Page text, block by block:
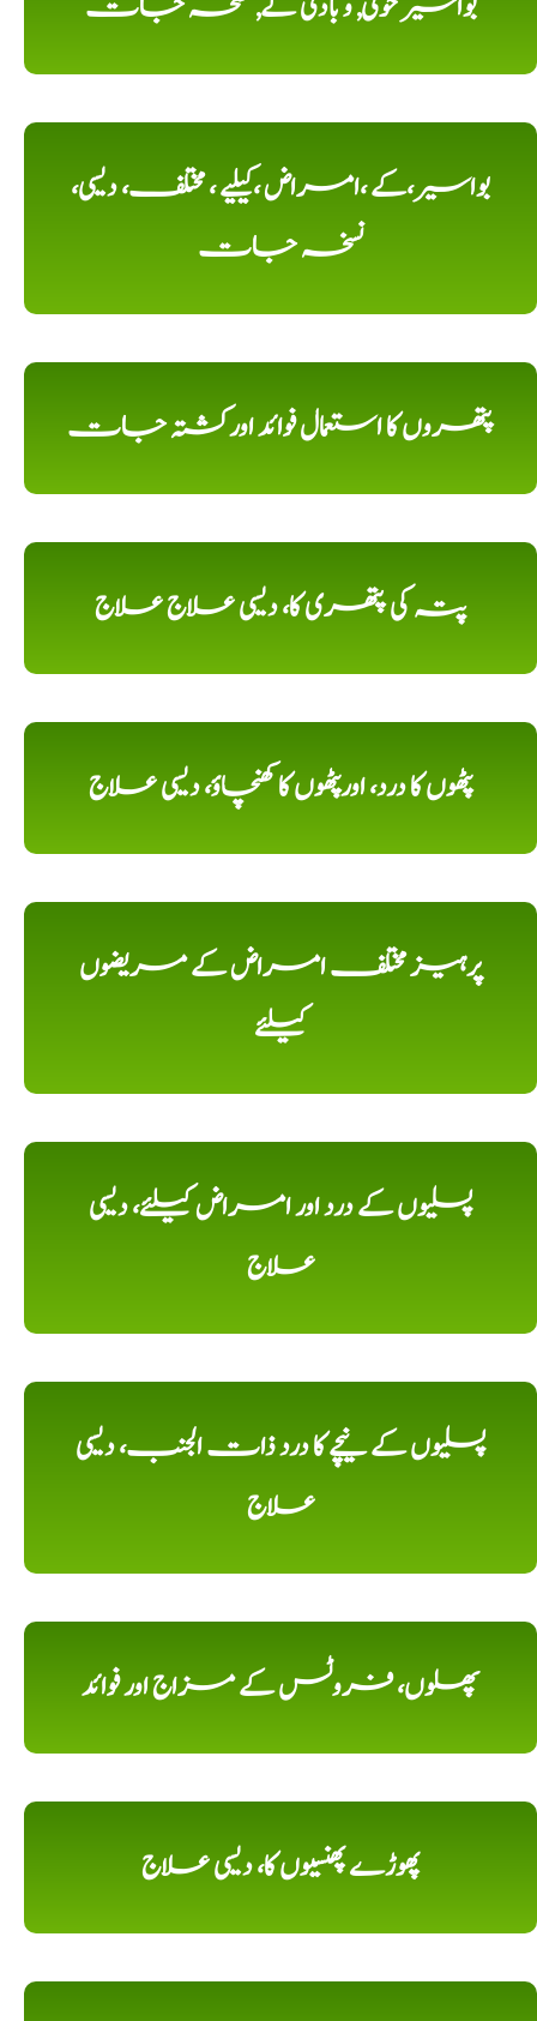
بواسیر،کے ،امراض ،کیلیے ، مختلف، دیسی،
نسخہ جات
پتھروں کا استعمال فوائد اورکشتہ جات
پتہ کی پتھری کا، دیسی علاج علاج
پٹھوں کا درد، اورپٹھوں کا کھنچاؤ، دیسی علاج
پرہیز مختلف امراض کے مریضوں
کیلئے
پسلیوں کے درد اور امراض کیلئے، دیسی
علاج
پسلیوں کے نیچے کا درد ذات الجنب، دیسی
علاج
پھلوں، فروٹس کے مزاج اور فوائد
پھوڑے پھنسیوں کا، دیسی علاج